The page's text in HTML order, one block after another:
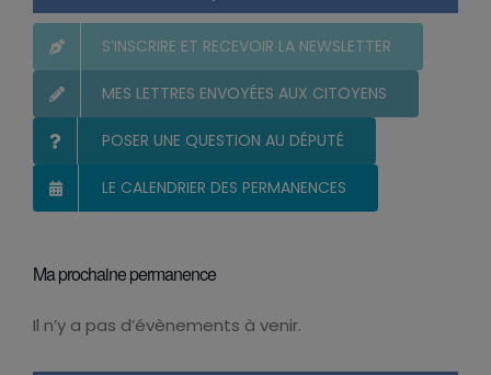
Vous et votre Député
MES LETTRES ENVOYÉES AUX CITOYENS
LE CALENDRIER DES PERMANENCES